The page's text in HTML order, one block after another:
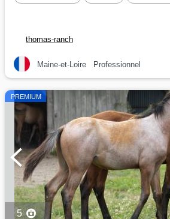
thomas-ranch
Maine-et-Loire Professionnel
PREMIUM
5